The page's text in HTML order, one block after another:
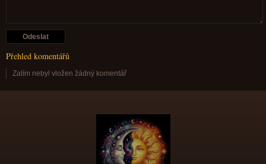
Přehled komentářů
Zatím nebyl vložen žádný komentář